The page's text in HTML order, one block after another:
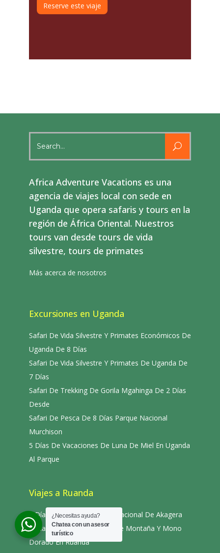
Reserve este viaje
for:
Africa Adventure Vacations es una
agencia de viajes local con sede en
Uganda que opera safaris y tours en la
región de África Oriental. Nuestros
tours van desde tours de vida
silvestre, tours de primates
Más acerca de nosotros
Excursiones en Uganda
Safari De Vida Silvestre Y Primates Económicos De
Uganda De 8 Días
Safari De Vida Silvestre Y Primates De Uganda De
7 Días
Safari De Trekking De Gorila Mgahinga De 2 Días
Desde
Safari De Pesca De 8 Días Parque Nacional
Murchison
5 Días De Vacaciones De Luna De Miel En Uganda
Al Parque
Viajes a Ruanda
2 Días De Safari Al Parque Nacional De Akagera
3 Días De Safari De Gorila De Montaña Y Mono
Dorado En Ruanda
¿Necesitas ayuda?
Chatea con un asesor
turístico